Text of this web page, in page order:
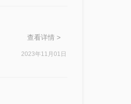
查看详情 >
2023年11月01日